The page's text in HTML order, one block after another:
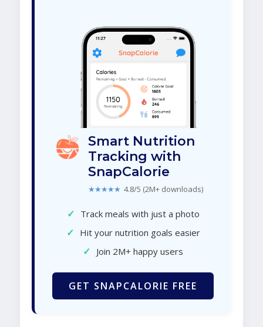
Smart Nutrition
Tracking with
SnapCalorie
★★★★★ 4.8/5 (2M+ downloads)
✓ Track meals with just a photo
✓ Hit your nutrition goals easier
✓ Join 2M+ happy users
GET SNAPCALORIE FREE